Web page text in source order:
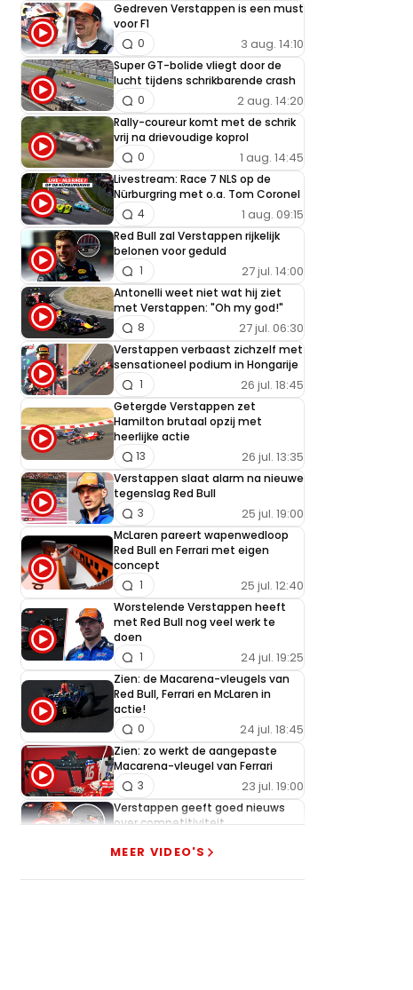
Gedreven Verstappen is een must
voor F1
3 aug. 14:10
0
Super GT-bolide vliegt door de
lucht tijdens schrikbarende crash
2 aug. 14:20
0
Rally-coureur komt met de schrik
vrij na drievoudige koprol
1 aug. 14:45
0
Livestream: Race 7 NLS op de
Nürburgring met o.a. Tom Coronel
1 aug. 09:15
4
Red Bull zal Verstappen rijkelijk
belonen voor geduld
27 jul. 14:00
1
Antonelli weet niet wat hij ziet
met Verstappen: "Oh my god!"
27 jul. 06:30
8
Verstappen verbaast zichzelf met
sensationeel podium in Hongarije
26 jul. 18:45
1
Getergde Verstappen zet
Hamilton brutaal opzij met
heerlijke actie
26 jul. 13:35
13
Verstappen slaat alarm na nieuwe
tegenslag Red Bull
25 jul. 19:00
3
McLaren pareert wapenwedloop
Red Bull en Ferrari met eigen
concept
25 jul. 12:40
1
Worstelende Verstappen heeft
met Red Bull nog veel werk te
doen
24 jul. 19:25
1
Zien: de Macarena-vleugels van
Red Bull, Ferrari en McLaren in
actie!
24 jul. 18:45
0
Zien: zo werkt de aangepaste
Macarena-vleugel van Ferrari
23 jul. 19:00
3
Verstappen geeft goed nieuws
over competitiviteit
huzarenstukje met kapotte auto
MEER VIDEO'S